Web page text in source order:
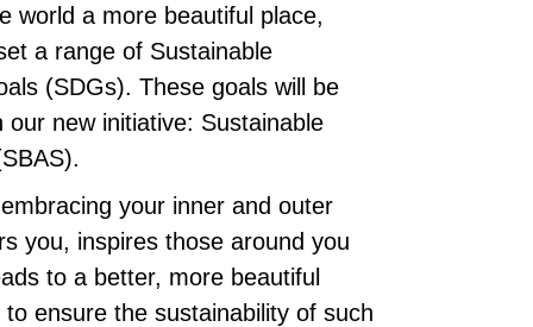
world a more beautiful place,
a range of Sustainable
(SDGs). These goals will be
our new initiative: Sustainable
your inner and outer
you, inspires those around you
to a better, more beautiful
ensure the sustainability of such